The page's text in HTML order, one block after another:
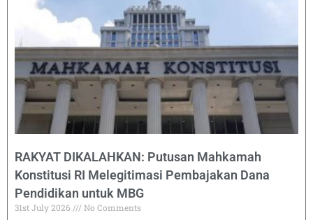
RAKYAT DIKALAHKAN: Putusan Mahkamah
Konstitusi RI Melegitimasi Pembajakan Dana
Pendidikan untuk MBG
31st July 2026
No Comments